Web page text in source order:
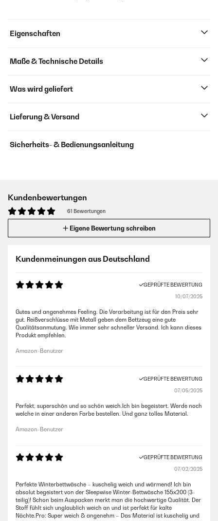
Eigenschaften
Maße & Technische Details
Was wird geliefert
Lieferung & Versand
Sicherheits- & Bedienungsanleitung
Kundenbewertungen
61 Bewertungen
Eigene Bewertung schreiben
Kundenmeinungen aus Deutschland
GEPRÜFTE BEWERTUNG
10/07/2025
Gutes und angenehmes Feeling. Die Verarbeitung ist für den Preis sehr
gut. Reißverschlüsse mit Metall geben dem Bettzeug eine gute
Qualitätsanmutung. Wie immer sehr schneller Versand. Ich kann dieses
Produkt empfehlen.
Amazon-Benutzer
GEPRÜFTE BEWERTUNG
07/05/2025
Perfekt, superschön und so schön weich.Ich bin begeistert. Werde noch
welche in einer anderen Farbe bestellen. Und ganz tolles Material.
Amazon-Benutzer
GEPRÜFTE BEWERTUNG
07/02/2025
Perfekte Winterbettwäsche – kuschelig weich und wärmend! Ich bin
absolut begeistert von der Sleepwise Winter-Bettwäsche 155x200 (3-
teilig)! Schon beim Auspacken merkt man die hochwertige Qualität. Der
Stoff fühlt sich unglaublich weich an und ist perfekt für kalte
Nächte.Pro: Super weich & angenehm – Das Material ist kuschelig und